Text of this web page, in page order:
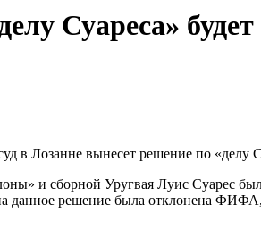
Суареса»
в Лозанне вынесет решение по «делу
и сборной Уругвая Луис Суарес
данное решение была отклонена